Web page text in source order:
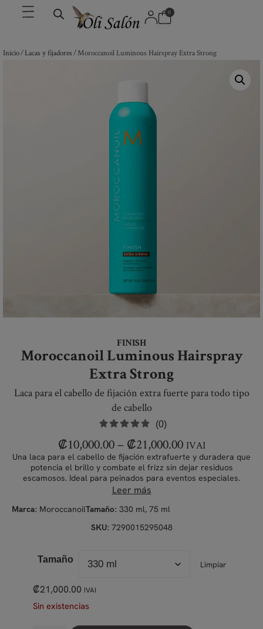
0
Inicio/Lacas y fijadores/ Moroccanoil Luminous Hairspray Extra Strong
FINISH
Moroccanoil Luminous Hairspray
Extra Strong
Laca para el cabello de fijación extra fuerte para todo tipo
de cabello
(0)
₡10,000.00– ₡21,000.00 IVAI
Una laca para el cabello de fijación extrafuerte y duradera que
potencia el brillo y combate el frizz sin dejar residuos
escamosos. Ideal para peinados para eventos especiales.
Leer más
Marca: MoroccanoilTamaño: 330 ml, 75 ml
SKU: 7290015295048
Tamaño
Limpiar
₡21,000.00 IVAI
Sin existencias